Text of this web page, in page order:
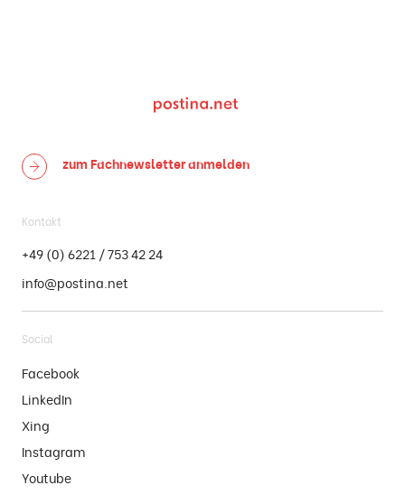
zum Fachnewsletteranmelden
Kontakt
+49 (0) 6221 / 753 42 24
info@postina.net
Social
Facebook
LinkedIn
Xing
Instagram
Youtube